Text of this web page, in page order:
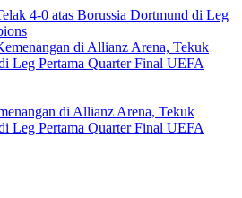
4-0 atas Borussia Dortmund di Leg
di Allianz Arena, Tekuk
Leg Pertama Quarter Final UEFA